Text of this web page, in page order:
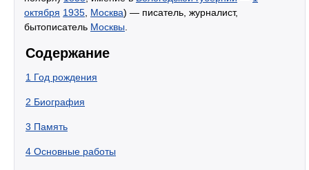
октября 1935 Москва) — писатель, журналист,
бытописатель Москвы
Содержание
1 Год рождения
2 Биография
3 Память
4 Основные работы